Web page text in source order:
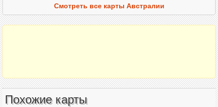
Смотреть все карты Австралии
Похожие карты